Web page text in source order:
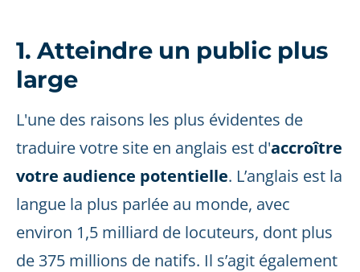
1. Atteindre un public plus
large
L'une des raisons les plus évidentes de
traduire votre site en anglais est d'accroître
votre audience potentielle. L’anglais est la
langue la plus parlée au monde, avec
environ 1,5 milliard de locuteurs, dont plus
de 375 millions de natifs. Il s’agit également